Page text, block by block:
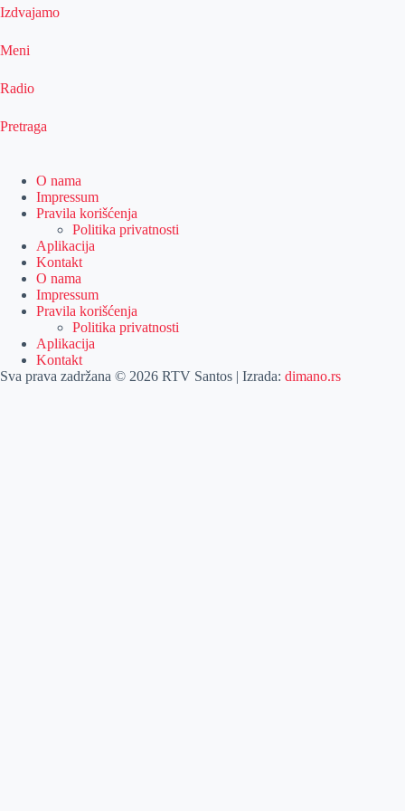
Izdvajamo
Meni
Radio
Pretraga
O nama
Impressum
Pravila korišćenja
Politika privatnosti
Aplikacija
Kontakt
O nama
Impressum
Pravila korišćenja
Politika privatnosti
Aplikacija
Kontakt
Sva prava zadržana © 2026 RTV Santos | Izrada: dimano.rs